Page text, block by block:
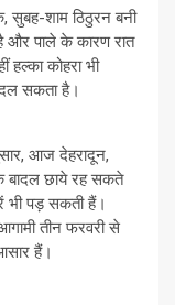
सुबह-शाम ठिठुरन बनी
है और पाले के कारण रात
कोहरा भी
सकता है।
आज देहरादून,
बादल छाये रह सकते
भी पड़ सकती हैं।
तीन फरवरी से
हैं।